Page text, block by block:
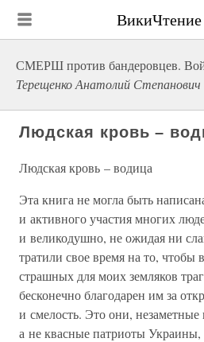
ВикиЧтение
СМЕРШ против бандеровцев.
Терещенко Анатолий Степанович
Людская кровь –
Людская кровь – водица
Эта книга не могла быть
и активного участия многих
и великодушно, не ожидая ни
тратили свое время на то, чтобы
страшных для моих земляков
бесконечно благодарен им за
и смелость. Это они,
а не квасные патриоты